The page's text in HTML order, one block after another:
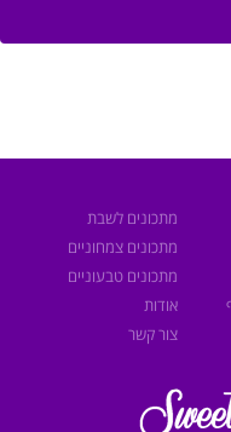
מתכונים לשבת
מתכונים צמחוניים
מתכונים טבעוניים
אודות
צור קשר